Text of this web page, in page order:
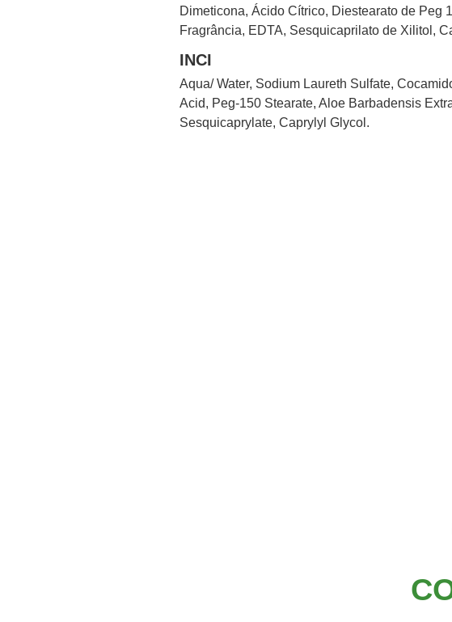
Dimeticona, Ácido Cítrico, Diestearato de Peg
Fragrância, EDTA, Sesquicaprilato de Xilitol,
INCI
Aqua/ Water, Sodium Laureth Sulfate,
Acid, Peg-150 Stearate, Aloe Barbadensis
Sesquicaprylate, Caprylyl Glycol.